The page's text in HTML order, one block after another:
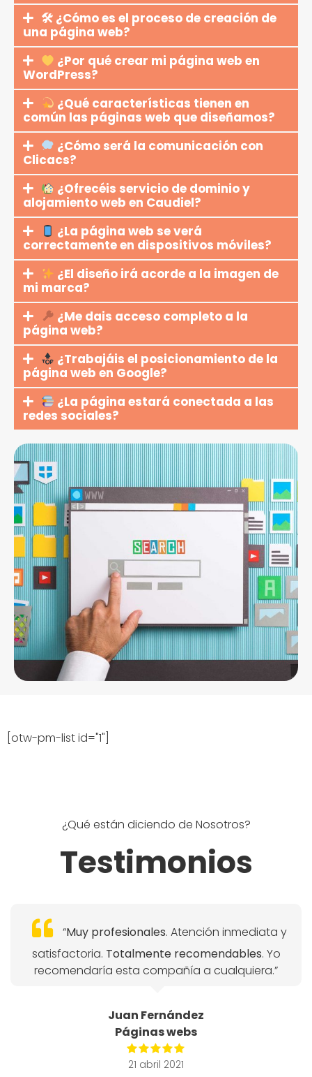
🛠 ¿Cómo es el proceso de creación de
una página web?
¿Por qué crear mi página web en
WordPress?
¿Qué características tienen en
común las páginas web que diseñamos?
¿Cómo será la comunicación con
Clicacs?
¿Ofrecéis servicio de dominio y
alojamiento web en Caudiel?
¿La página web se verá
correctamente en dispositivos móviles?
¿El diseño irá acorde a la imagen de
mi marca?
¿Me dais acceso completo a la
página web?
¿Trabajáis el posicionamiento de la
página web en Google?
¿La página estará conectada a las
redes sociales?
[otw-pm-list id="1"]
¿Qué están diciendo de Nosotros?
Testimonios
“Muy profesionales. Atención inmediata y
satisfactoria. Totalmente recomendables. Yo
recomendaría esta compañía a cualquiera.”
Juan Fernández
Páginas webs
21 abril 2021